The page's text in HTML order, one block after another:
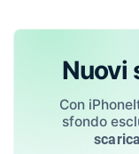
Nuovi
Con
sfondo